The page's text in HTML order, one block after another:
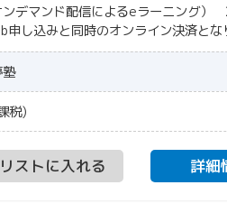
ンデマンド配信によるeラーニング
申し込みと同時のオンライン決済とな
税)
ストに入れる 詳細